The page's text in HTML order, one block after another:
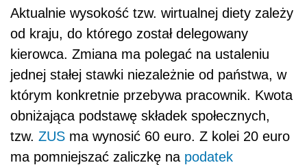
Aktualnie wysokość tzw. wirtualnej diety zależy
od kraju, do którego został delegowany
kierowca. Zmiana ma polegać na ustaleniu
jednej stałej stawki niezależnie od państwa, w
którym konkretnie przebywa pracownik. Kwota
obniżająca podstawę składek społecznych,
tzw. ZUS ma wynosić 60 euro. Z kolei 20 euro
ma pomniejszać zaliczkę na podatek